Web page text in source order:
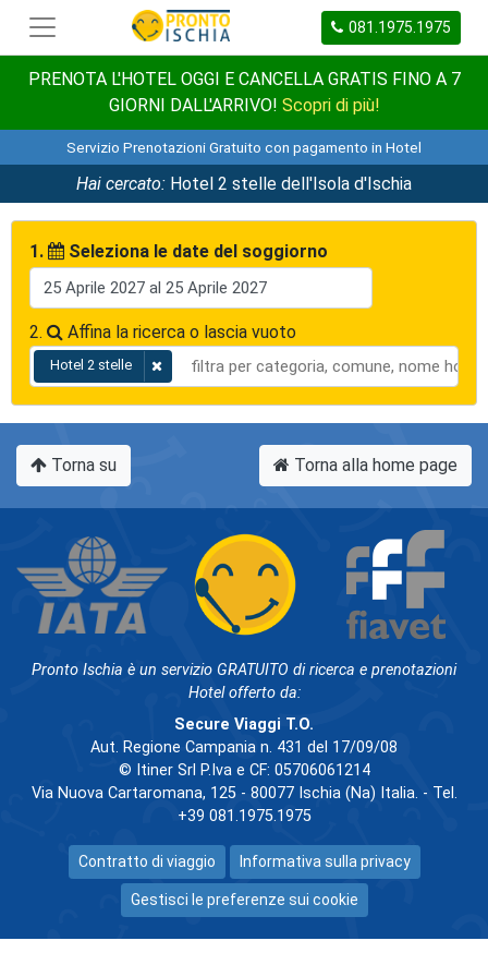
081.1975.1975
PRENOTA L'HOTEL OGGI E CANCELLA GRATIS FINO A 7
GIORNI DALL'ARRIVO! Scopri di più!
Servizio Prenotazioni Gratuito con pagamento in Hotel
Hai cercato: Hotel 2 stelle dell'Isola d'Ischia
1. Seleziona le date del soggiorno
2. Affina la ricerca o lascia vuoto
Hotel 2 stelle
Torna su Torna alla home page
Pronto Ischia è un servizio GRATUITO di ricerca e prenotazioni
Hotel offerto da:
Secure Viaggi T.O.
Aut. Regione Campania n. 431 del 17/09/08
© Itiner Srl P.Iva e CF: 05706061214
Via Nuova Cartaromana, 125 - 80077 Ischia (Na) Italia. - Tel.
+39 081.1975.1975
Contratto di viaggio Informativa sulla privacy
Gestisci le preferenze sui cookie